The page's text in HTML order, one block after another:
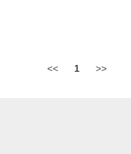
<< 1 >>